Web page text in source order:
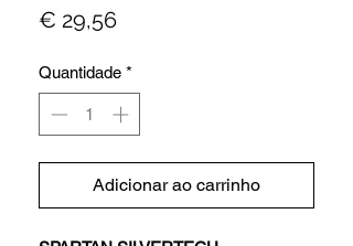
€ 29,56Preço
Quantidade *
Adicionar ao carrinho